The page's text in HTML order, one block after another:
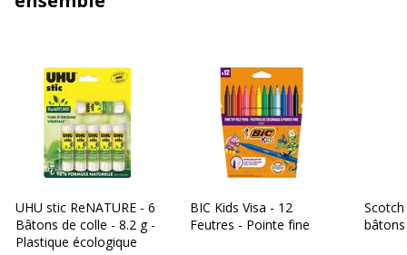
UHU stic ReNATURE - 6
Bâtons de colle - 8.2 g -
Plastique écologique
BIC Kids Visa - 12
Feutres - Pointe fine